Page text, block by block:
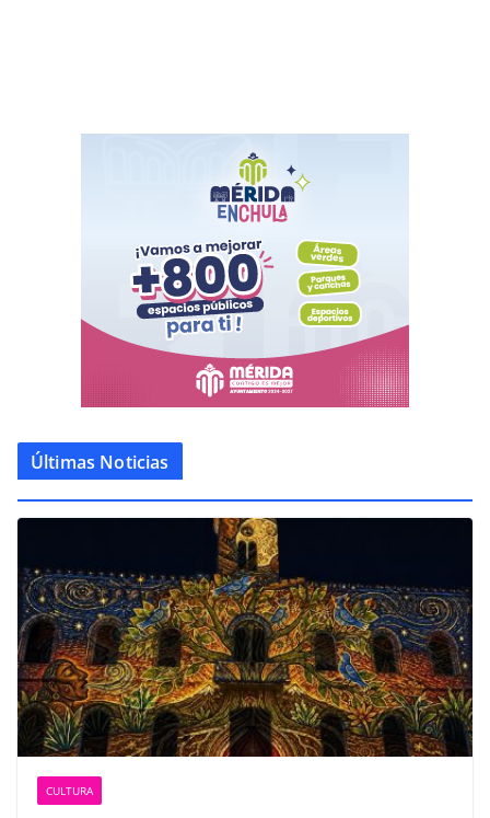
Últimas Noticias
CULTURA